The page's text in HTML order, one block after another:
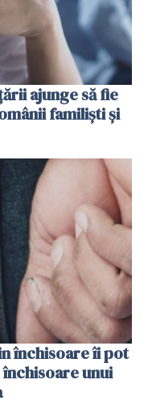
ajunge să fie
familiști și
închisoare îi pot
unui